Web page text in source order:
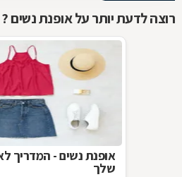
רוצה לדעת יותר על אופנת נשים ?
אופנת נשים - המדריך
שלך